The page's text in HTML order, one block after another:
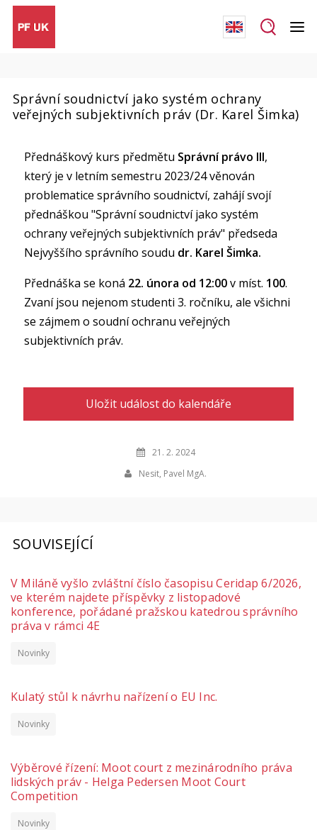
Správní soudnictví jako systém ochrany
veřejných subjektivních práv (Dr. Karel Šimka)
Přednáškový kurs předmětu Správní právo III,
který je v letním semestru 2023/24 věnován
problematice správního soudnictví, zahájí svojí
přednáškou "Správní soudnictví jako systém
ochrany veřejných subjektivních práv" předseda
Nejvyššího správního soudu dr. Karel Šimka.
Přednáška se koná 22. února od 12:00v míst. 100.
Zvaní jsou nejenom studenti 3. ročníku, ale všichni
se zájmem o soudní ochranu veřejných
subjektivních práv.
Uložit událost do kalendáře
21. 2. 2024
Nesit, Pavel MgA.
SOUVISEJÍCÍ
V Miláně vyšlo zvláštní číslo časopisu Ceridap 6/2026,
ve kterém najdete příspěvky z listopadové
konference, pořádané pražskou katedrou správního
práva v rámci 4E
Novinky
Kulatý stůl k návrhu nařízení o EU Inc.
Novinky
Výběrové řízení: Moot court z mezinárodního práva
lidských práv - Helga Pedersen Moot Court
Competition
Novinky